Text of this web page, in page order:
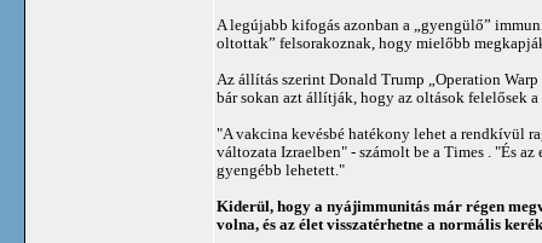
A legújabb kifogás azonban a „gyengülő”
oltottak” felsorakoznak, hogy mielőbb
Az állítás szerint Donald Trump „Operation
bár sokan azt állítják, hogy az oltások felelősek
"A vakcina kevésbé hatékony lehet a rendkívül
változata Izraelben" - számolt be a Times . "És
gyengébb lehetett."
Kiderül, hogy a nyájimmunitás már régen
volna, és az élet visszatérhetne a normális